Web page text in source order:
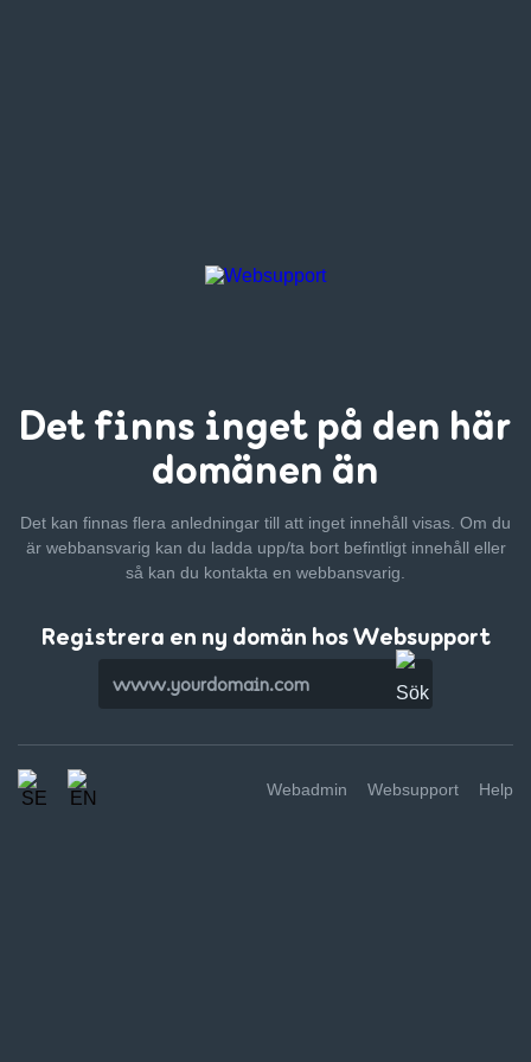
Det finns inget på den här
domänen än
Det kan finnas flera anledningar till att inget innehåll visas. Om du
är webbansvarig kan du ladda upp/ta bort befintligt innehåll eller
så kan du kontakta en webbansvarig.
Registrera en ny domän hos Websupport
Webadmin Websupport Help